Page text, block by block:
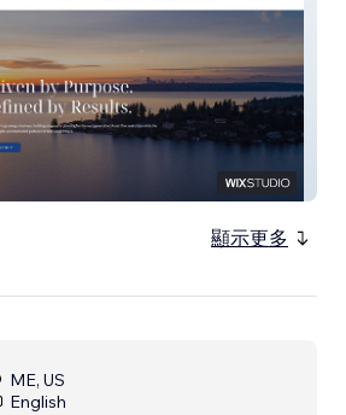
顯示更多
ME, US
English